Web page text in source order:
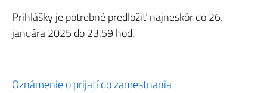
Prihlášky je potrebné predložiť najneskôr do 26.
januára 2025 do 23.59 hod.
Oznámenie o prijatí do zamestnania